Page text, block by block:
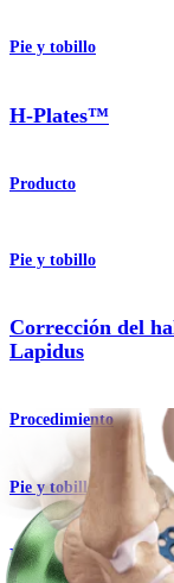
Pie y tobillo
H-Plates™
Producto
Pie y tobillo
Corrección del
Lapidus
Procedimiento
Pie y tobillo
Módulo de